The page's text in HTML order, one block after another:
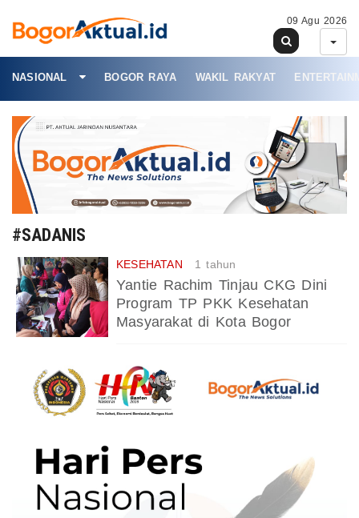
09 Agu 2026
NASIONAL BOGOR RAYA WAKIL RAKYAT
#SADANIS
KESEHATAN 1 tahun
Yantie Rachim Tinjau CKG Dini
Program TP PKK Kesehatan
Masyarakat di Kota Bogor